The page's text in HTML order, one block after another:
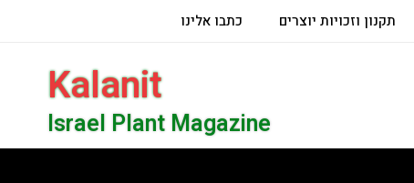
תקנון וזכויות יוצרים כתבו אלינו
Kalanit
Israel Plant Magazine